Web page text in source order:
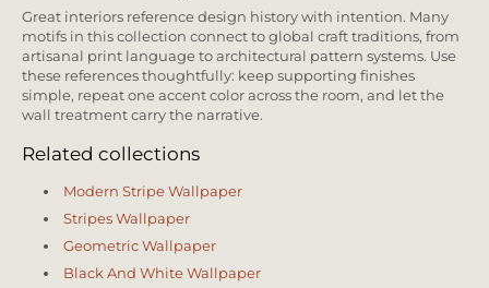
Great interiors reference design history with intention. Many
motifs in this collection connect to global craft traditions, from
artisanal print language to architectural pattern systems. Use
these references thoughtfully: keep supporting finishes
simple, repeat one accent color across the room, and let the
wall treatment carry the narrative.
Related collections
Modern Stripe Wallpaper
Stripes Wallpaper
Geometric Wallpaper
Black And White Wallpaper